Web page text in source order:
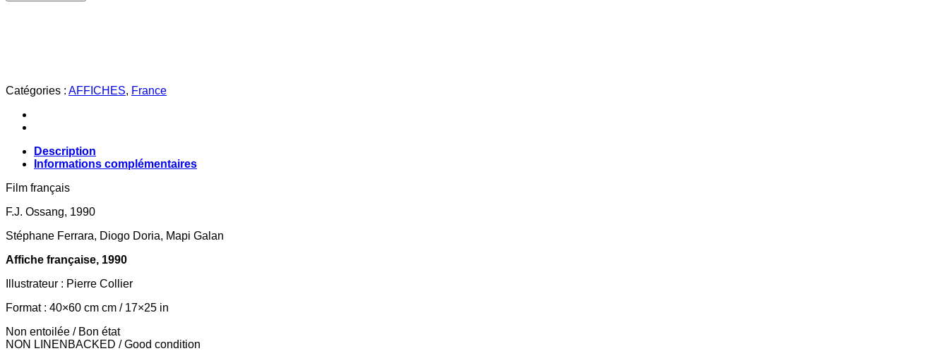
Catégories : AFFICHES, France
Description
Informations complémentaires
Film français
F.J. Ossang, 1990
Stéphane Ferrara, Diogo Doria, Mapi Galan
Affiche française, 1990
Illustrateur : Pierre Collier
Format : 40×60 cm cm / 17×25 in
Non entoilée / Bon état
NON LINENBACKED / Good condition